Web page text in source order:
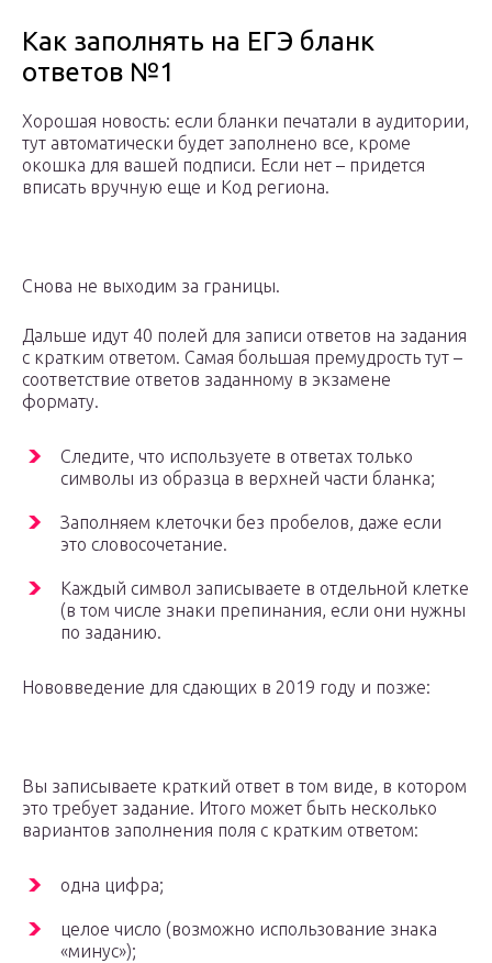
Как заполнять на ЕГЭ бланк
ответов №1
Хорошая новость: если бланки печатали в аудитории,
тут автоматически будет заполнено все, кроме
окошка для вашей подписи. Если нет – придется
вписать вручную еще и Код региона.
Снова не выходим за границы.
Дальше идут 40 полей для записи ответов на задания
с кратким ответом. Самая большая премудрость тут –
соответствие ответов заданному в экзамене
формату.
Следите, что используете в ответах только
символы из образца в верхней части бланка;
Заполняем клеточки без пробелов, даже если
это словосочетание.
Каждый символ записываете в отдельной клетке
(в том числе знаки препинания, если они нужны
по заданию.
Нововведение для сдающих в 2019 году и позже:
Вы записываете краткий ответ в том виде, в котором
это требует задание. Итого может быть несколько
вариантов заполнения поля с кратким ответом:
одна цифра;
целое число (возможно использование знака
«минус»);